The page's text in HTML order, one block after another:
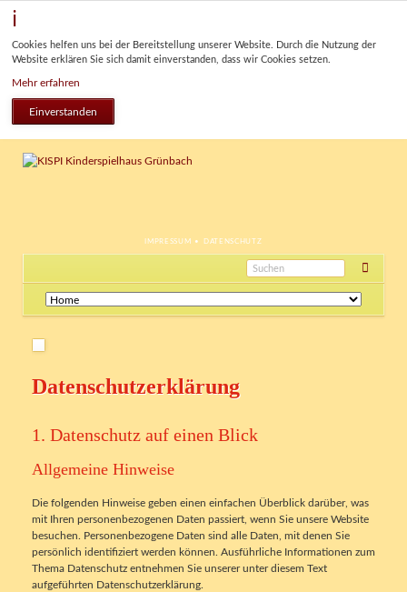
Cookies helfen uns bei der Bereitstellung unserer Website. Durch die Nutzung der
Website erklären Sie sich damit einverstanden, dass wir Cookies setzen.
Mehr erfahren
Einverstanden
NAVIGATION
IMPRESSUM DATENSCHUTZ
Navigation
überspringen
Datenschutzerklärung
1. Datenschutz auf einen Blick
Allgemeine Hinweise
Die folgenden Hinweise geben einen einfachen Überblick darüber, was
mit Ihren personenbezogenen Daten passiert, wenn Sie unsere Website
besuchen. Personenbezogene Daten sind alle Daten, mit denen Sie
persönlich identifiziert werden können. Ausführliche Informationen zum
Thema Datenschutz entnehmen Sie unserer unter diesem Text
aufgeführten Datenschutzerklärung.